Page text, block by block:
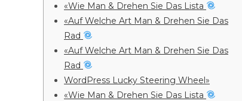
«Wie Man & Drehen Sie Das Lista
«Auf Welche Art Man & Drehen Sie Das
Rad
«Auf Welche Art Man & Drehen Sie Das
Rad
WordPress Lucky Steering Wheel»
«Wie Man & Drehen Sie Das Lista